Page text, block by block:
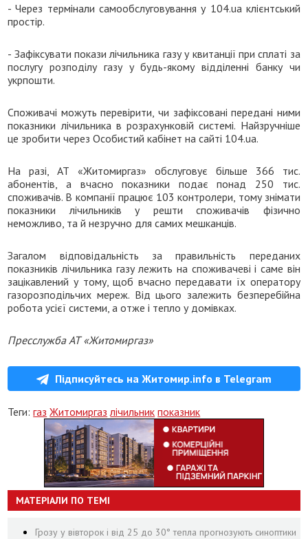
- Через термінали самообслуговування у 104.ua клієнтський
простір.
- Зафіксувати покази лічильника газу у квитанції при сплаті за
послугу розподілу газу у будь-якому відділенні банку чи
укрпошти.
Споживачі можуть перевірити, чи зафіксовані передані ними
показники лічильника в розрахунковій системі. Найзручніше
це зробити через Особистий кабінет на сайті 104.ua.
На разі, АТ «Житомиргаз» обслуговує більше 366 тис.
абонентів, а вчасно показники подає понад 250 тис.
споживачів. В компанії працює 103 контролери, тому знімати
показники лічильників у решти споживачів фізично
неможливо, та й незручно для самих мешканців.
Загалом відповідальність за правильність переданих
показників лічильника газу лежить на споживачеві і саме він
зацікавлений у тому, щоб вчасно передавати їх оператору
газорозподільчих мереж. Від цього залежить безперебійна
робота усієї системи, а отже і тепло у домівках.
Пресслужба АТ «Житомиргаз»
Підписуйтесь на Житомир.info в Telegram
Теги:газ Житомиргаз лічильник показник
МАТЕРІАЛИ ПО ТЕМІ
Грозу у вівторок і від 25 до 30° тепла прогнозують синоптики